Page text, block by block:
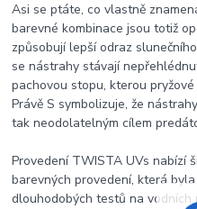
Asi se ptáte, co vlastně
barevné kombinace jsou totiž
způsobují lepší odraz
se nástrahy stávají
pachovou stopu, kterou
Právě S symbolizuje, že
tak neodolatelným cílem
Provedení TWISTA UVs nabízí
barevných provedení, která
dlouhodobých testů na vodních